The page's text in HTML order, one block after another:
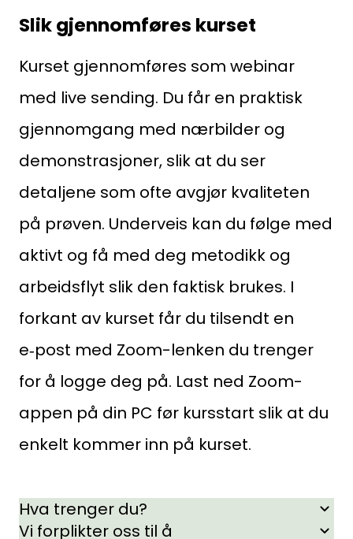
22 08 76 00
Besøksadresse:
Klingenberggt. 7A, 0161 Oslo
Postadresse:
Pb. 1516 Vika, 0117 OSLO
Organisasjonsnummer:
956 955 211
Slik gjennomføres kurset
Kurset gjennomføres som webinar
med live sending. Du får en praktisk
gjennomgang med nærbilder og
demonstrasjoner, slik at du ser
detaljene som ofte avgjør kvaliteten
på prøven. Underveis kan du følge med
aktivt og få med deg metodikk og
arbeidsflyt slik den faktisk brukes. I
forkant av kurset får du tilsendt en
e‑post med Zoom-lenken du trenger
for å logge deg på. Last ned Zoom-
appen på din PC før kursstart slik at du
enkelt kommer inn på kurset.
Hva trenger du?
Vi forplikter oss til å